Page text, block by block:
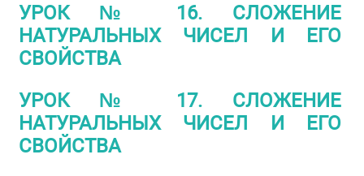
УРОК № 16. СЛОЖЕНИЕ
НАТУРАЛЬНЫХ ЧИСЕЛ И ЕГО
СВОЙСТВА
УРОК № 17. СЛОЖЕНИЕ
НАТУРАЛЬНЫХ ЧИСЕЛ И ЕГО
СВОЙСТВА